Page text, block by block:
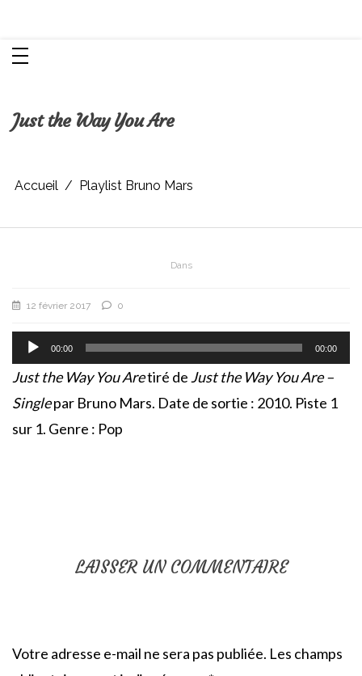
Just the Way You Are
Accueil Playlist Bruno Mars
Dans
12 février 2017 0
Lecteur
audio
00:00 00:00
Just the Way You Aretiré de Just the Way You Are –
Singlepar Bruno Mars. Date de sortie : 2010. Piste 1
sur 1. Genre : Pop
LAISSER UN COMMENTAIRE
Votre adresse e-mail ne sera pas publiée. Les champs